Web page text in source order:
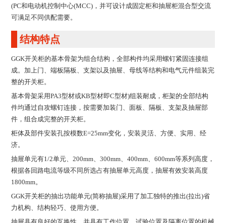
(PC和电动机控制中心(MCC)，并可设计成固定柜和抽屉柜混合型交流
可满足不同供配需要。
结构特点
GGK开关柜的基本骨架为组合结构，全部构件均采用螺钉紧固连接组
成。加上门、端板隔板、支架以及抽屉、母线等结构和电气元件组装完
整的开关柜。
基本骨架采用PA3型材或KB型材即C型材)组装耐成，柜架的全部结构
件均通过自攻螺钉连接，按需要加装门、面板、隔板、支架及抽屉部
件，组合成完整的开关柜。
柜体及部件安装孔按模数E=25mm变化，安装灵活、方便、实用、经
济。
抽屉单元有1/2单元、200mm、300mm、400mm、600mm等系列高度，
根据各回路电流等级不同所选占有抽屉单元高度，抽屉有效安装高度
1800mm。
GGK开关柜的抽出功能单元(简称抽屉)采用了加工独特的推出(拉出)省
力机构、结构轻巧、使用方便。